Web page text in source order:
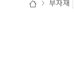
부자재